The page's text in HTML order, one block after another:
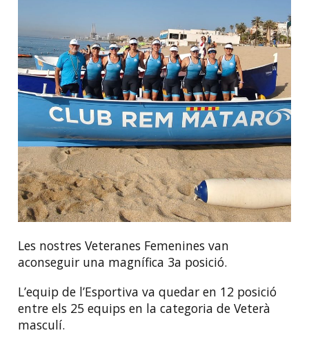
Les nostres Veteranes Femenines van
aconseguir una magnífica 3a posició.
L’equip de l’Esportiva va quedar en 12 posició
entre els 25 equips en la categoria de Veterà
masculí.